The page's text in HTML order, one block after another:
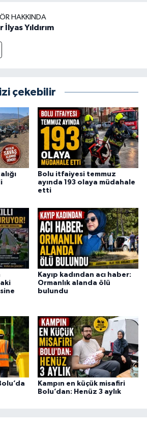
HAKKINDA
İlyas Yıldırım
çekebilir
Bolu itfaiyesi temmuz
ayında 193 olaya müdahale
etti
Kayıp kadından acı haber:
Ormanlık alanda ölü
bulundu
Kampın en küçük misafiri
Bolu’dan: Henüz 3 aylık